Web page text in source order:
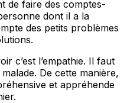
de faire des comptes-
dont il a la
des petits problèmes
c’est l’empathie. Il faut
De cette manière,
et appréhende